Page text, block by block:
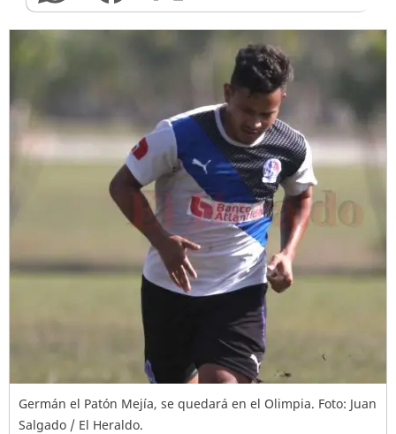
Germán el Patón Mejía, se quedará en el Olimpia. Foto: Juan
Salgado / El Heraldo.